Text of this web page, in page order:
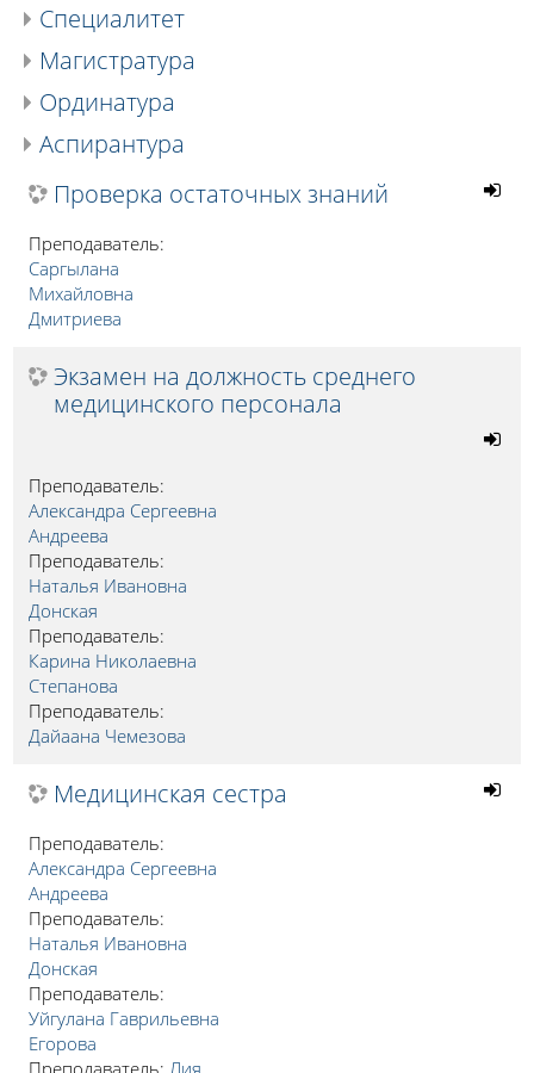
Специалитет
Магистратура
Ординатура
Аспирантура
Проверка остаточных знаний
Преподаватель:
Саргылана
Михайловна
Дмитриева
Экзамен на должность среднего
медицинского персонала
Преподаватель:
Александра Сергеевна
Андреева
Преподаватель:
Наталья Ивановна
Донская
Преподаватель:
Карина Николаевна
Степанова
Преподаватель:
Дайаана Чемезова
Медицинская сестра
Преподаватель:
Александра Сергеевна
Андреева
Преподаватель:
Наталья Ивановна
Донская
Преподаватель:
Уйгулана Гаврильевна
Егорова
Преподаватель: Лия